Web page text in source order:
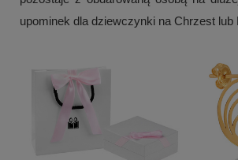
upominek dla dziewczynki na Chrzest lub